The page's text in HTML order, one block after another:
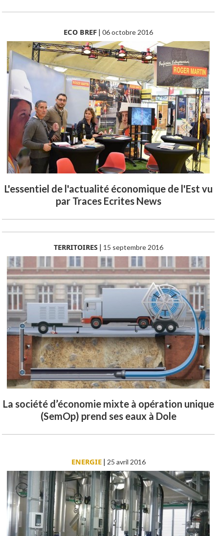
ECO BREF |06 octobre 2016
L'essentiel de l'actualité économique de l'Est vu
par Traces Ecrites News
TERRITOIRES| 15 septembre 2016
La société d’économie mixte à opération unique
(SemOp) prend ses eaux à Dole
ENERGIE| 25 avril 2016